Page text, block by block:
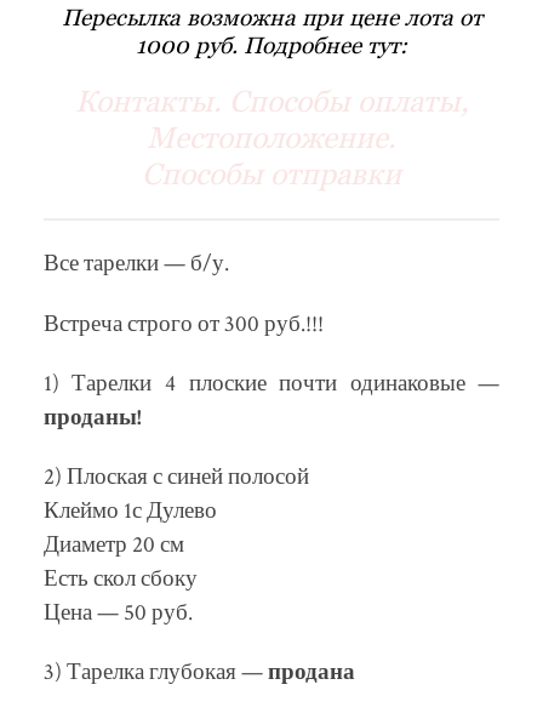
Пересылка возможна при цене лота от
1000 руб. Подробнее тут:
Контакты. Способы оплаты,
Местоположение.
Способы отправки
Все тарелки — б/у.
Встреча строго от 300 руб.!!!
1) Тарелки 4 плоские почти одинаковые —
проданы!
2) Плоская с синей полосой
Клеймо 1с Дулево
Диаметр 20 см
Есть скол сбоку
Цена — 50 руб.
3) Тарелка глубокая —продана